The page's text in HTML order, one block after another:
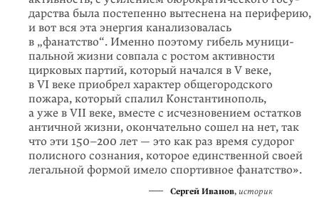
дарства была постепенно вытеснена на периферию,
и вот вся эта энер­гия канализовалась
в „фанатство“. Именно поэтому гибель муници­
паль­ной жизни совпала с ростом активности
цирковых партий, который начался в V веке,
в VI веке приобрел характер общегородского
пожара, который спалил Константинополь,
а уже в VII веке, вместе с исчезнове­нием остатков
античной жизни, окончательно сошел на нет, так
что эти 150–200 лет — это как раз время судорог
полис­ного сознания, которое единственной своей
легальной формой имело спортивное фанатство».
Сергей Иванов, историк